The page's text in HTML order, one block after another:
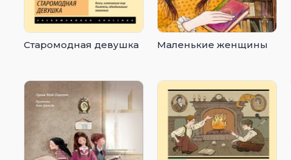
Старомодная девушка Маленькие женщины